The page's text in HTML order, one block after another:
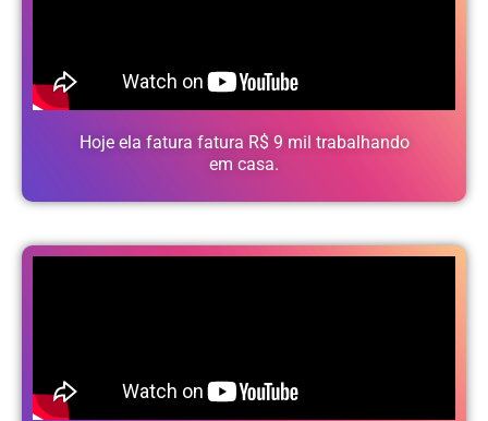
Hoje ela fatura fatura R$ 9 mil trabalhando
em casa.